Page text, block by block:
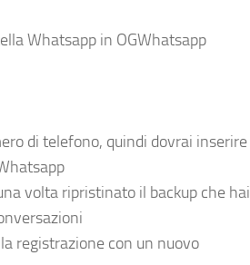
Whatsapp in OGWhatsapp
di telefono, quindi dovrai inserire
volta ripristinato il backup che hai
registrazione con un nuovo